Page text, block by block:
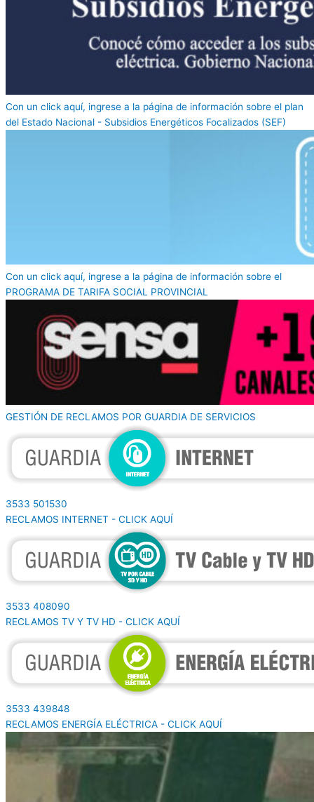
Con un click aquí, ingrese a la página de información sobre el plan
del Estado Nacional - Subsidios Energéticos Focalizados (SEF)
Con un click aquí, ingrese a la página de información sobre el
PROGRAMA DE TARIFA SOCIAL PROVINCIAL
GESTIÓN DE RECLAMOS POR GUARDIA DE SERVICIOS
3533 501530
RECLAMOS INTERNET - CLICK AQUÍ
3533 408090
RECLAMOS TV Y TV HD - CLICK AQUÍ
3533 439848
RECLAMOS ENERGÍA ELÉCTRICA - CLICK AQUÍ